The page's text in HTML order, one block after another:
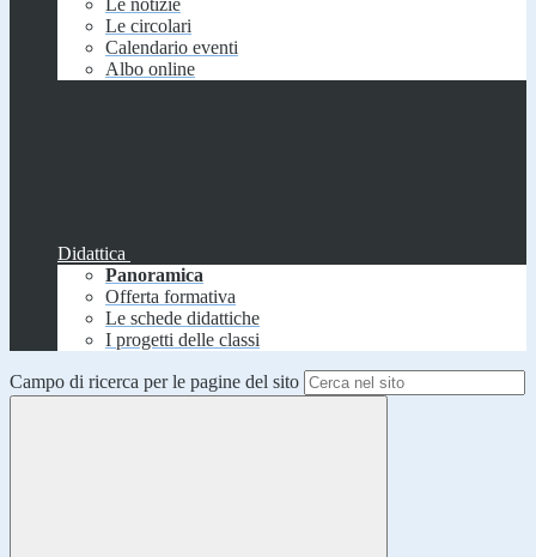
Le notizie
Le circolari
Calendario eventi
Albo online
Didattica
Panoramica
Offerta formativa
Le schede didattiche
I progetti delle classi
Campo di ricerca per le pagine del sito